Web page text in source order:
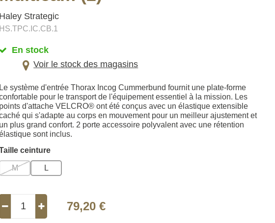
Haley Strategic
HS.TPC.IC.CB.1
En stock
Voir le stock des magasins
Le système d'entrée Thorax Incog Cummerbund fournit une plate-forme
pour le transport de l'équipement essentiel à la mission. Les
points d'attache VELCRO® ont été conçus avec un élastique extensible
qui s'adapte au corps en mouvement pour un meilleur ajustement et
un plus grand confort. 2 porte accessoire polyvalent avec une rétention
sont inclus.
ceinture
M L
79,20 €